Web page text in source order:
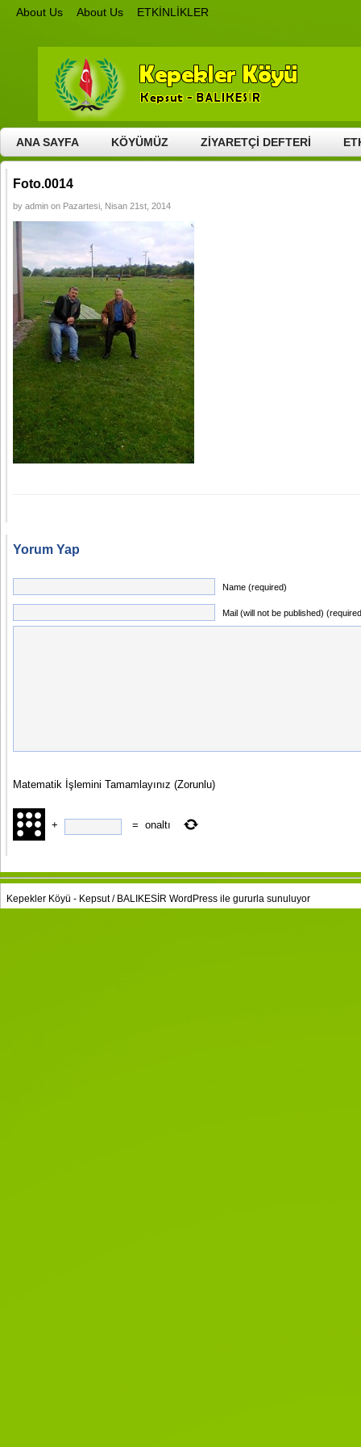
About Us About Us
ETKİNLİKLER
GENEL RESİMLER
HAYIR GÜNÜ – 2011
HAYIR GÜNÜ –
VİDEOLAR
BURSA ETKİNLİKLERİ – 2015
GENEL VİDEOLAR
HABERLER
İLETİŞİM
KÖYÜMÜZ
COĞRAFİ KONUM
DÜĞÜNLERİMİZ
ANA SAYFA
KÖYÜMÜZ ZİYARETÇİ DEFTERİ
Foto.0014
by admin on Pazartesi, Nisan 21st, 2014
Yorum Yap
Name (required)
Mail (will not be published)
Matematik İşlemini Tamamlayınız (Zorunlu)
+ = onaltı
Kepekler Köyü - Kepsut / BALIKESİR WordPress ile gururla sunuluyor